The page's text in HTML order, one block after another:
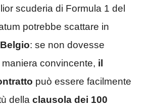
scuderia di Formula 1 del
potrebbe scattare in
: se non dovesse
convincente, il
può essere facilmente
della clausola dei 100